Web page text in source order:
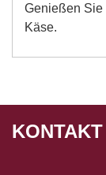
Genießen Sie
Käse.
KONTAKT